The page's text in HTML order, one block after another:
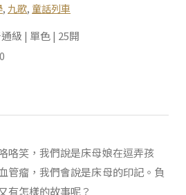
, 九歌, 童話列車
級 | 單色 | 25開
咯笑，我們說是床母娘在逗弄孩
管瘤，我們會說是床母的印記。負
有怎樣的故事呢？